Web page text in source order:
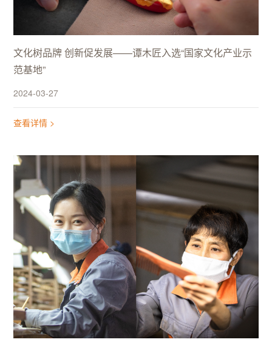
文化树品牌 创新促发展——谭木匠入选“国家文化产业示
范基地”
2024-03-27
查看详情 >